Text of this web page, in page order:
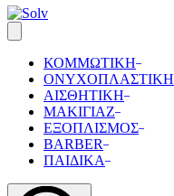
ΚΟΜΜΩΤΙΚΗ
ΟΝΥΧΟΠΛΑΣΤΙΚΗ
ΑΙΣΘΗΤΙΚΗ
ΜΑΚΙΓΙΑΖ
ΕΞΟΠΛΙΣΜΟΣ
BARBER
ΠΑΙΔΙΚΑ